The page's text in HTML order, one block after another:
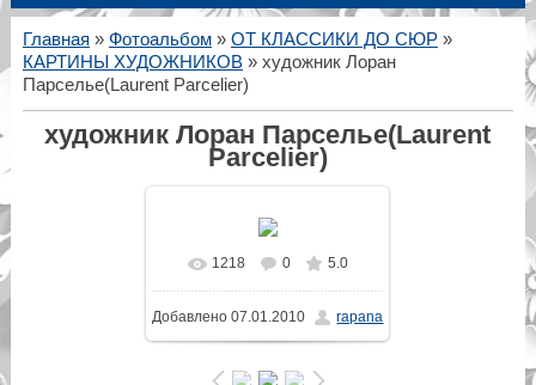
Главная » Фотоальбом» ОТ КЛАССИКИ ДО СЮР»
КАРТИНЫ ХУДОЖНИКОВ» художник Лоран
Парселье(Laurent Parcelier)
художник Лоран Парселье(Laurent
Parcelier)
В реальном размере
600x598/ 126.9Kb
1218 0 5.0
Добавлено 07.01.2010 rapana